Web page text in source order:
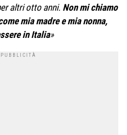
altri otto anni. Non mi chiamo
mia madre e mia nonna,
in Italia»